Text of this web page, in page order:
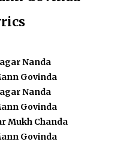
Nanda
Govinda
Nanda
Govinda
Mukh Chanda
Govinda